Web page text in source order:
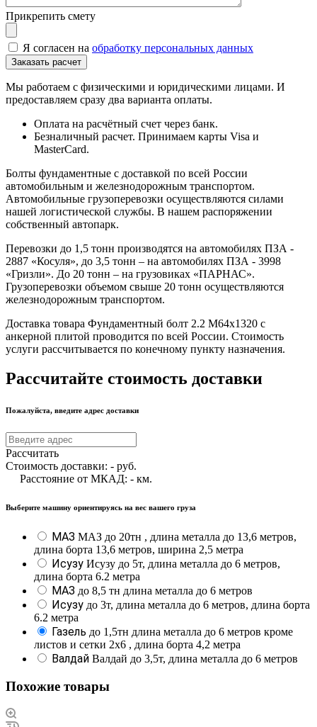
Прикрепить смету
Я согласен на обработку персональных данных
Мы работаем с физическими и юридическими лицами. И
предоставляем сразу два варианта оплаты.
Оплата на расчётный счет через банк.
Безналичный расчет. Принимаем карты Visa и
MasterCard.
Болты фундаментные с доставкой по всей России
автомобильным и железнодорожным транспортом.
Автомобильные грузоперевозки осуществляются силами
нашей логистической службы. В нашем распоряжении
собственный автопарк.
Перевозки до 1,5 тонн производятся на автомобилях ПЗА -
2887 «Косуля», до 3,5 тонн – на автомобилях ПЗА - 3998
«Гризли». До 20 тонн – на грузовиках «ПАРНАС».
Грузоперевозки объемом свыше 20 тонн осуществляются
железнодорожным транспортом.
Доставка товара Фундаментный болт 2.2 М64х1320 с
анкерной плитой проводится по всей России. Стоимость
услуги рассчитывается по конечному пункту назначения.
Рассчитайте стоимость доставки
Пожалуйста, введите адрес доставки
Рассчитать
Стоимость доставки: - руб.
Расстояние от МКАД: - км.
Выберите машину ориентируясь на вес вашего груза
МАЗ МАЗ до 20тн , длина металла до 13,6 метров,
длина борта 13,6 метров, ширина 2,5 метра
Исузу Исузу до 5т, длина металла до 6 метров,
длина борта 6.2 метра
МАЗ до 8,5 тн длина металла до 6 метров
Исузу до 3т, длина металла до 6 метров, длина борта
6.2 метра
Газель до 1,5тн длина металла до 6 метров кроме
листов и сетки 2х6 , длина борта 4,2 метра
Валдай Валдай до 3,5т, длина металла до 6 метров
Похожие товары